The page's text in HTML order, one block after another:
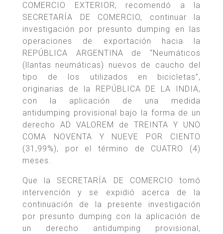
COMERCIO EXTERIOR, recomendó a la
SECRETARÍA DE COMERCIO, continuar la
investigación por presunto dumping en las
operaciones de exportación hacia la
REPÚBLICA ARGENTINA de “Neumáticos
(llantas neumáticas) nuevos de caucho del
tipo de los utilizados en bicicletas”,
originarias de la REPÚBLICA DE LA INDIA,
con la aplicación de una medida
antidumping provisional bajo la forma de un
derecho AD VALOREM de TREINTA Y UNO
COMA NOVENTA Y NUEVE POR CIENTO
(31,99%), por el término de CUATRO (4)
meses.
Que la SECRETARÍA DE COMERCIO tomó
intervención y se expidió acerca de la
continuación de la presente investigación
por presunto dumping con la aplicación de
un derecho antidumping provisional,